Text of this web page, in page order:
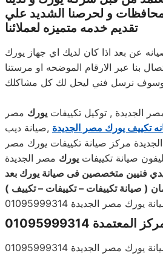
و لحرصنا الشديد علي
تقديم خدمه متميزه لعملائنا
عن بعد اذا كان لديك اي جهاز يورك
بنا عبر الارقام الموضحه او مرستنا
وسوف نرسل فني ليحل لك كل مشاكلك
الجديدة , توكيل تكييفات يورك مصر
تكييف يورك مصر الجديدة ,صيانة ديب
مركز صيانة تكييفات يورك مصر
صيانة تكييفات يورك مصر الجديدة
فنيين متخصصين فى صيانة يورك بعد
( صيانة تكييفات – تكييفات – تكييف )
يورك مصر الجديدة 01095999314
01095999314
يورك مصر الجديدة 01095999314